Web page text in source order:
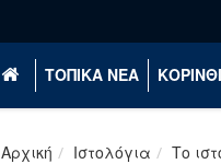
ΤΟΠΙΚΑ ΝΕΑ
Αρχική Ιστολόγια Το